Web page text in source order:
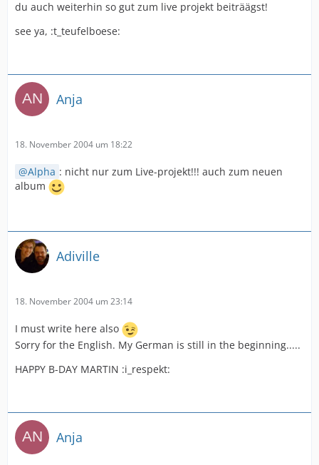
du auch weiterhin so gut zum live projekt beiträägst!
see ya, :t_teufelboese:
Anja
18. November 2004 um 18:22
Alpha : nicht nur zum Live-projekt!!! auch zum neuen
album
Adiville
18. November 2004 um 23:14
I must write here also
Sorry for the English. My German is still in the beginning.....
HAPPY B-DAY MARTIN :i_respekt:
Anja